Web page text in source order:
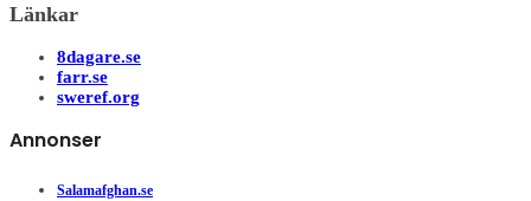
Länkar
8dagare.se
farr.se
sweref.org
Annonser
Salamafghan.se